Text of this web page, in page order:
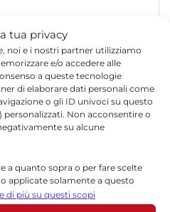
tua privacy
noi e i nostri partner utilizziamo
e/o accedere alle
a queste tecnologie
di elaborare dati personali come
o gli ID univoci su questo
Non acconsentire o
su alcune
a quanto sopra o per fare scelte
applicate solamente a questo
in qualsiasi momento,
i pulsanti della Cookie
di più su questi scopi